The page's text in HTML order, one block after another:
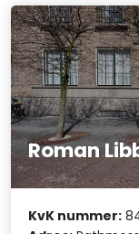
Roman
KvK nummer: